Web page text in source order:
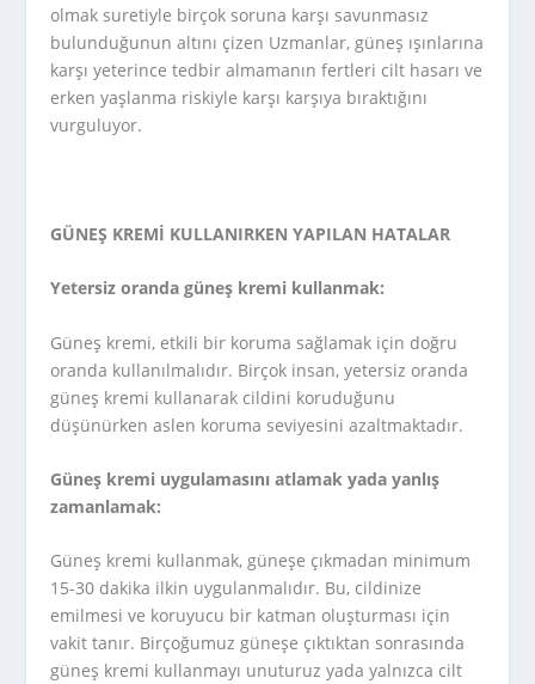
olmak suretiyle birçok soruna karşı savunmasız
bulunduğunun altını çizen Uzmanlar, güneş ışınlarına
karşı yeterince tedbir almamanın fertleri cilt hasarı ve
erken yaşlanma riskiyle karşı karşıya bıraktığını
vurguluyor.
GÜNEŞ KREMİ KULLANIRKEN YAPILAN HATALAR
Yetersiz oranda güneş kremi kullanmak:
Güneş kremi, etkili bir koruma sağlamak için doğru
oranda kullanılmalıdır. Birçok insan, yetersiz oranda
güneş kremi kullanarak cildini koruduğunu
düşünürken aslen koruma seviyesini azaltmaktadır.
Güneş kremi uygulamasını atlamak yada yanlış
zamanlamak:
Güneş kremi kullanmak, güneşe çıkmadan minimum
15-30 dakika ilkin uygulanmalıdır. Bu, cildinize
emilmesi ve koruyucu bir katman oluşturması için
vakit tanır. Birçoğumuz güneşe çıktıktan sonrasında
güneş kremi kullanmayı unuturuz yada yalnızca cilt